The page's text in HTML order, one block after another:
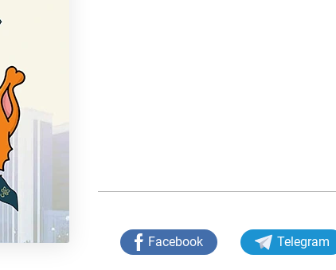
Facebook Telegram